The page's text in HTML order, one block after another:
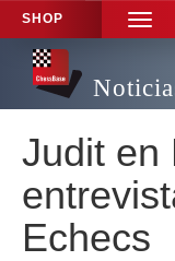
SHOP
TOGGLE
Judit en
Echecs